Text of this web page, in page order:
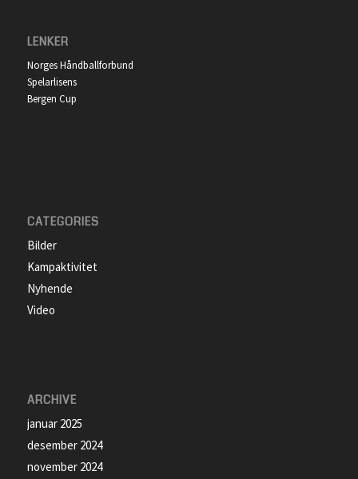
LENKER
Norges Håndballforbund
Spelarlisens
Bergen Cup
CATEGORIES
Bilder
Kampaktivitet
Nyhende
Video
ARCHIVE
januar 2025
desember 2024
november 2024